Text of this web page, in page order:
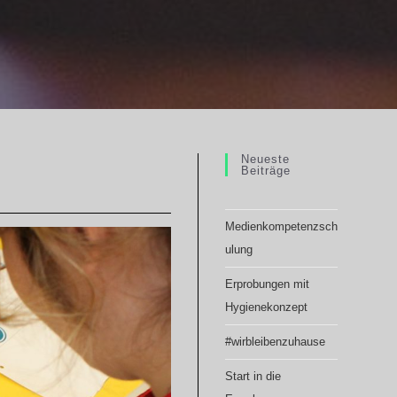
Neueste
Beiträge
Medienkompetenzsch
ulung
Erprobungen mit
Hygienekonzept
#wirbleibenzuhause
Start in die